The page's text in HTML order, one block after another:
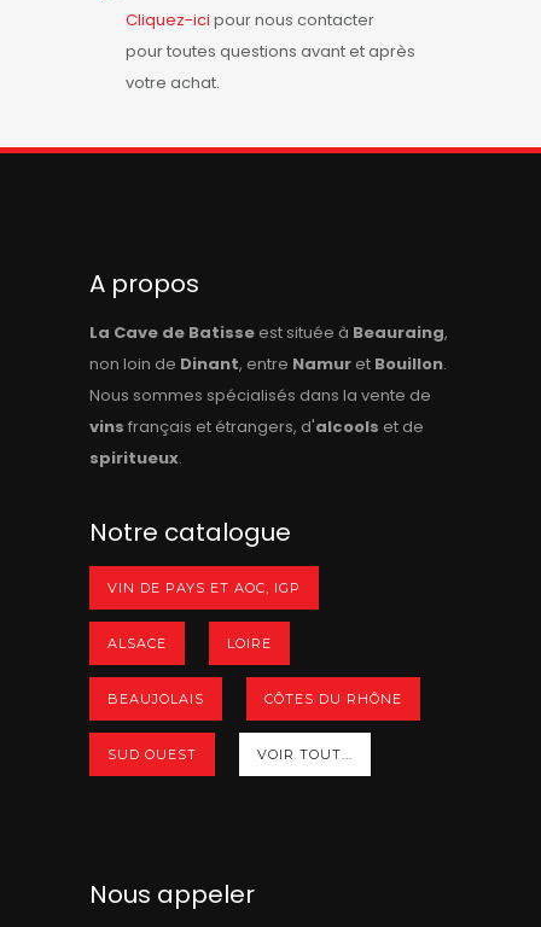
Cliquez-ici pour nous contacter
pour toutes questions avant et après
votre achat.
A propos
La Cave de Batisse est située à Beauraing,
non loin de Dinant, entre Namur et Bouillon.
Nous sommes spécialisés dans la vente de
vins français et étrangers, d'alcools et de
spiritueux.
Notre catalogue
VIN DE PAYS ET AOC, IGP
ALSACE LOIRE
BEAUJOLAIS CÔTES DU RHÔNE
SUD OUEST VOIR TOUT...
Nous appeler